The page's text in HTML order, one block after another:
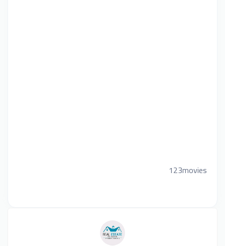
123movies